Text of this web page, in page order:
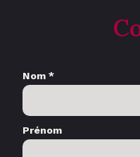
Nom *
Prénom